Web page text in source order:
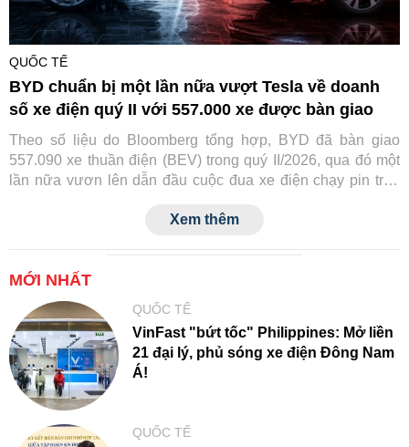
QUỐC TẾ
BYD chuẩn bị một lần nữa vượt Tesla về doanh
số xe điện quý II với 557.000 xe được bàn giao
Theo số liệu do Bloomberg tổng hợp, BYD đã bàn giao
557.090 xe thuần điện (BEV) trong quý II/2026, qua đó một
lần nữa vươn lên dẫn đầu cuộc đua xe điện chạy pin trên
Xem thêm
MỚI NHẤT
QUỐC TẾ
VinFast "bứt tốc" Philippines: Mở liền
21 đại lý, phủ sóng xe điện Đông Nam
Á!
QUỐC TẾ